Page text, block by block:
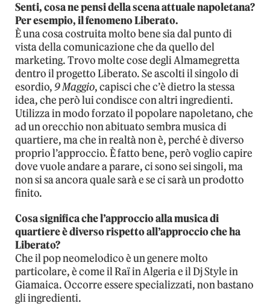
Senti, cosa ne pensi della scena attuale napoletana?
Per esempio, il fenomeno Liberato.
È una cosa costruita molto bene sia dal punto di
vista della comunicazione che da quello del
marketing. Trovo molte cose degli Almamegretta
dentro il progetto Liberato. Se ascolti il singolo di
esordio,9 Maggio, capisci che c’è dietro la stessa
idea, che però lui condisce con altri ingredienti.
Utilizza in modo forzato il popolare napoletano, che
ad un orecchio non abituato sembra musica di
quartiere, ma che in realtà non è, perché è diverso
proprio l’approccio. È fatto bene, però voglio capire
dove vuole andare a parare, ci sono sei singoli, ma
non si sa ancora quale sarà e se ci sarà un prodotto
finito.
Cosa significa che l’approccio alla musica di
quartiere è diverso rispetto all’approccio che ha
Liberato?
Che il pop neomelodico è un genere molto
particolare, è come il Raï in Algeria e il Dj Style in
Giamaica. Occorre essere specializzati, non bastano
gli ingredienti.